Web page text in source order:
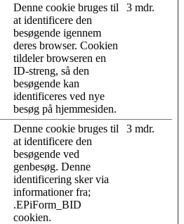
Denne cookie bruges til
at identificere den
besøgende igennem
deres browser. Cookien
tildeler browseren en
ID-streng, så den
besøgende kan
identificeres ved nye
besøg på hjemmesiden.
3 mdr.
Denne cookie bruges til
at identificere den
besøgende ved
genbesøg. Denne
identificering sker via
informationer fra;
.EPiForm_BID
cookien.
3 mdr.